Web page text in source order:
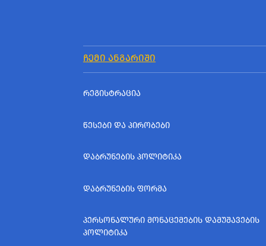
ᲩᲔᲛᲘ ᲐᲜᲒᲐᲠᲘᲨᲘ
ᲠᲔᲒᲘᲡᲢᲠᲐᲪᲘᲐ
ᲬᲔᲡᲔᲑᲘ ᲓᲐ ᲞᲘᲠᲝᲑᲔᲑᲘ
ᲓᲐᲑᲠᲣᲜᲔᲑᲘᲡ ᲞᲝᲚᲘᲢᲘᲙᲐ
ᲓᲐᲑᲠᲣᲜᲔᲑᲘᲡ ᲤᲝᲠᲛᲐ
ᲞᲔᲠᲡᲝᲜᲐᲚᲣᲠᲘ ᲛᲝᲜᲐᲪᲔᲛᲔᲑᲘᲡ ᲓᲐᲛᲣᲨᲐᲕᲔᲑᲘᲡ
ᲞᲝᲚᲘᲢᲘᲙᲐ